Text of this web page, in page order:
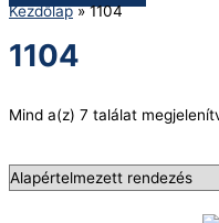
Kezdőlap»1104
1104
Mind a(z) 7 találat